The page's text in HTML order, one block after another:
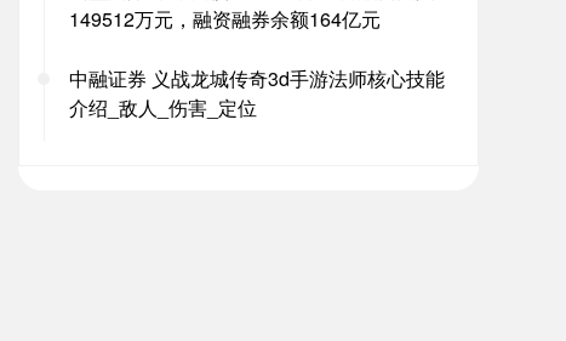
149512万元，融资融券余额164亿元
中融证券 义战龙城传奇3d手游法师核心技能
介绍_敌人_伤害_定位